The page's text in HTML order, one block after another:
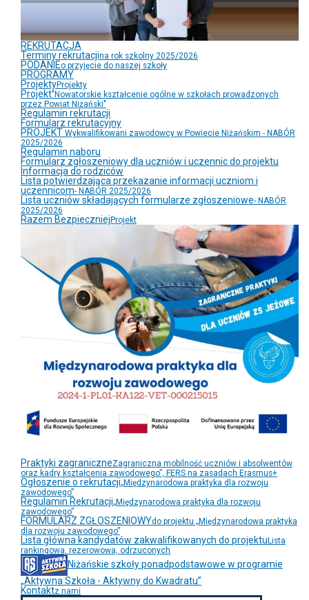
REKRUTACJA
Terminy rekrutacjina rok szkolny 2025/2026
PODANIEo przyjęcie do naszej szkoły
PROGRAMY
ProjektyProjekty
Projekt"Nowatorskie kształcenie ogólne w szkołach prowadzonych
przez Powiat Niżański"
Regulamin rekrutacji
Formularz rekrutacyjny
PROJEKT Wykwalifikowani zawodowcy w Powiecie Niżańskim - NABÓR
2025/2026
Regulamin naboru
Formularz zgłoszeniowy dla uczniów i uczennic do projektu
Informacja do rodziców
Lista potwierdzająca przekazanie informacji uczniom i
uczennicom- NABÓR 2025/2026
Lista uczniów składających formularze zgłoszeniowe- NABÓR
2025/2026
Razem Bezpieczniej Projekt
Praktyki zagraniczneZagraniczna mobilność uczniów i absolwentów
oraz kadry kształcenia zawodowego”, FERS na zasadach Erasmus+
Ogłoszenie o rekrutacji„Międzynarodowa praktyka dla rozwoju
zawodowego”
Regulamin Rekrutacji„Międzynarodowa praktyka dla rozwoju
zawodowego”
FORMULARZ ZGŁOSZENIOWYdo projektu „Międzynarodowa praktyka
dla rozwoju zawodowego”
Lista główna kandydatów zakwalifikowanych do projektu Lista
rankingowa, rezerowowa, odrzuconych
Niżańskie szkoły ponadpodstawowe w programie
„Aktywna Szkoła - Aktywny do Kwadratu”
Kontaktz nami